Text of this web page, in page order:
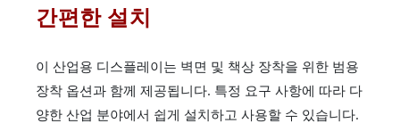
간편한 설치
이 산업용 디스플레이는 벽면 및 책상 장착을 위한 범용
장착 옵션과 함께 제공됩니다. 특정 요구 사항에 따라 다
양한 산업 분야에서 쉽게 설치하고 사용할 수 있습니다.